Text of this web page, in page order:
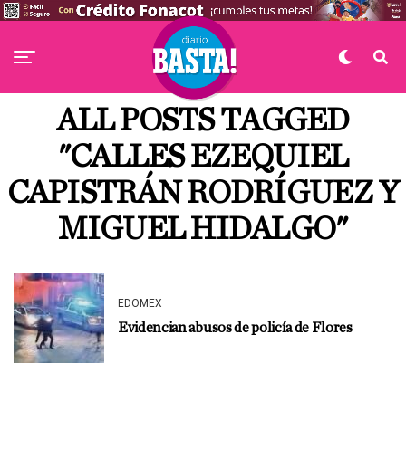
ALL POSTS TAGGED
"CALLES EZEQUIEL
CAPISTRÁN RODRÍGUEZ Y
MIGUEL HIDALGO"
EDOMEX
Evidencian abusos de policía de Flores